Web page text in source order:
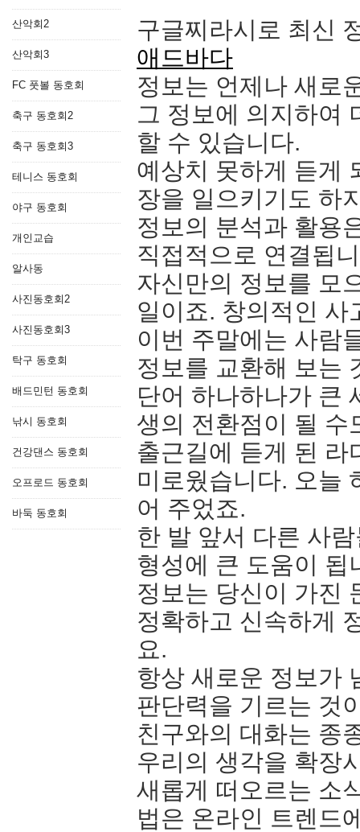
산악회2
산악회3
FC 풋볼 동호회
축구 동호회2
축구 동호회3
테니스 동호회
야구 동호회
개인교습
알사동
사진동호회2
사진동호회3
탁구 동호회
배드민턴 동호회
낚시 동호회
건강댄스 동호회
오프로드 동호회
바둑 동호회
구글찌라시로 최신
애드바다
정보는 언제나 새로
그 정보에 의지하여
할 수 있습니다.
예상치 못하게 듣게
장을 일으키기도 하
정보의 분석과 활용
직접적으로 연결됩
자신만의 정보를 모
일이죠. 창의적인 사
이번 주말에는 사람
정보를 교환해 보는
단어 하나하나가 큰
생의 전환점이 될 수
출근길에 듣게 된 라
미로웠습니다. 오늘
어 주었죠.
한 발 앞서 다른 사
형성에 큰 도움이 됩
정보는 당신이 가진
정확하고 신속하게
요.
항상 새로운 정보가
판단력을 기르는 것
친구와의 대화는 종
우리의 생각을 확장
새롭게 떠오르는 소
법은 온라인 트렌드